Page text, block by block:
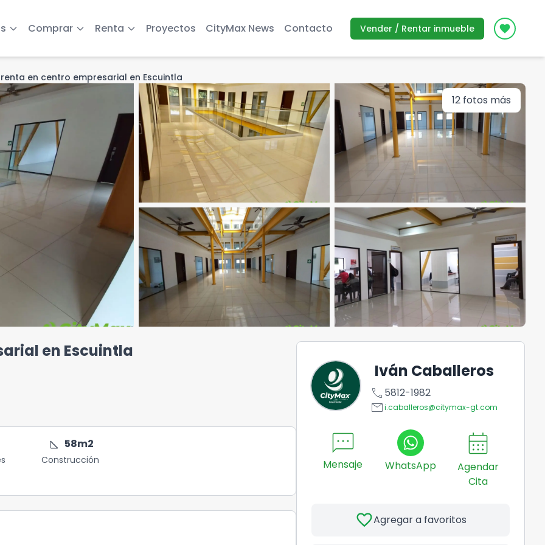
Comprar Renta Proyectos CityMax News Contacto Vender / Rentar inmueble Icon
en centro empresarial en Escuintla
12 fotos más
en Escuintla
square_foot 58m2
Construcción
Iván Caballeros
call 5812-1982
emaili.caballeros@citymax-gt.com
sms
Mensaje WhatsApp
calendar_month
Agendar
Cita
favoriteAgregar a favoritos